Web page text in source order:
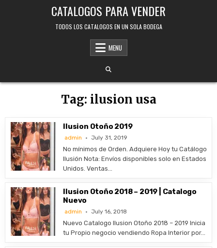
CATALOGOS PARA VENDER
TODOS LOS CATALOGOS EN UN SOLA BODEGA
MENU
Tag: ilusion usa
Ilusion Otoño 2019
admin July 31, 2019
No mínimos de Orden. Adquiere Hoy tu Catálogo
Ilusión Nota: Envíos disponibles solo en Estados
Unidos. Ventas…
Ilusion Otoño 2018 – 2019 | Catalogo
Nuevo
admin July 16, 2018
Nuevo Catalogo Ilusion Otoño 2018 – 2019 Inicia
tu Propio negocio vendiendo Ropa Interior por…